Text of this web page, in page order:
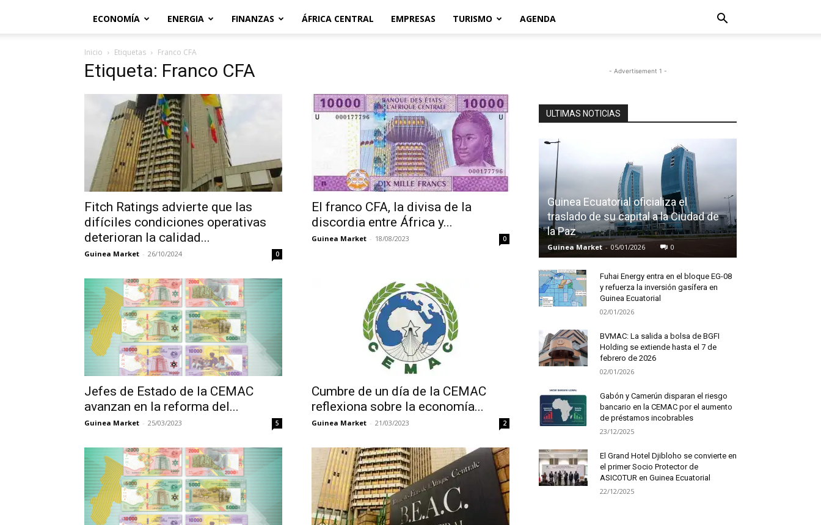
ECONOMÍA ENERGIA FINANZAS ÁFRICA CENTRAL EMPRESAS TURISMO AGENDA
Inicio Etiquetas Franco CFA
Etiqueta: Franco CFA
Fitch Ratings advierte que las
difíciles condiciones operativas
deterioran la calidad...
Guinea Market - 26/10/2024 0
El franco CFA, la divisa de la
discordia entre África y...
Guinea Market - 18/08/2023 0
Jefes de Estado de la CEMAC
avanzan en la reforma del...
Guinea Market - 25/03/2023 5
Cumbre de un día de la CEMAC
reflexiona sobre la economía...
Guinea Market - 21/03/2023 2
- Advertisement 1 -
ULTIMAS NOTICIAS
Guinea Ecuatorial oficializa el
traslado de su capital a la Ciudad de
la Paz
Guinea Market - 05/01/2026 0
Fuhai Energy entra en el bloque EG-08
y refuerza la inversión gasífera en
Guinea Ecuatorial
02/01/2026
BVMAC: La salida a bolsa de BGFI
Holding se extiende hasta el 7 de
febrero de 2026
02/01/2026
Gabón y Camerún disparan el riesgo
bancario en la CEMAC por el aumento
de préstamos incobrables
23/12/2025
El Grand Hotel Djibloho se convierte en
el primer Socio Protector de
ASICOTUR en Guinea Ecuatorial
22/12/2025